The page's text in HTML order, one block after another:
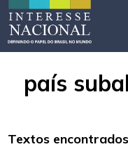
país
Textos encontrados